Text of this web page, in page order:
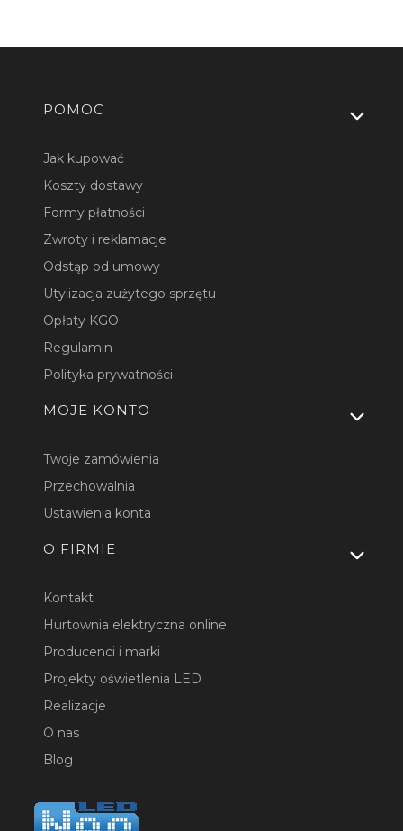
Linki w stopce
POMOC
Jak kupować
Koszty dostawy
Formy płatności
Zwroty i reklamacje
Odstąp od umowy
Utylizacja zużytego sprzętu
Opłaty KGO
Regulamin
Polityka prywatności
MOJE KONTO
Twoje zamówienia
Przechowalnia
Ustawienia konta
O FIRMIE
Kontakt
Hurtownia elektryczna online
Producenci i marki
Projekty oświetlenia LED
Realizacje
O nas
Blog